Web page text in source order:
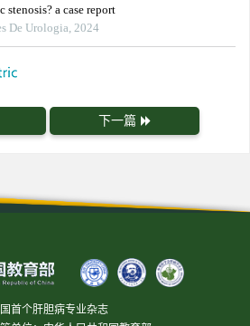
stenosis? a case report
De Urologia, 2024
下一篇
首个肝胆病专业杂志